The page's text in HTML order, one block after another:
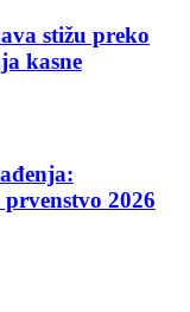
stižu preko
kasne
2026